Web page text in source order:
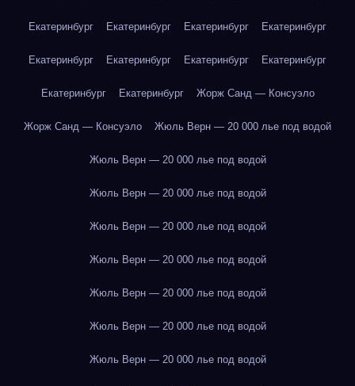
Екатеринбург Екатеринбург Екатеринбург Екатеринбург
Екатеринбург Екатеринбург Екатеринбург Екатеринбург
Екатеринбург Екатеринбург Жорж Санд — Консуэло
Жорж Санд — Консуэло Жюль Верн — 20 000 лье под водой
Жюль Верн — 20 000 лье под водой
Жюль Верн — 20 000 лье под водой
Жюль Верн — 20 000 лье под водой
Жюль Верн — 20 000 лье под водой
Жюль Верн — 20 000 лье под водой
Жюль Верн — 20 000 лье под водой
Жюль Верн — 20 000 лье под водой